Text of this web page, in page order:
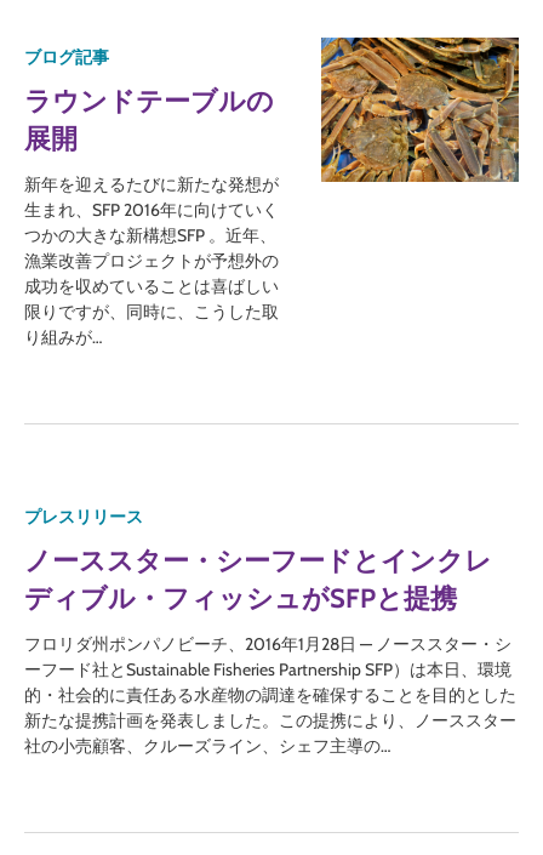
ブログ記事
ラウンドテーブルの
展開
新年を迎えるたびに新たな発想が
生まれ、SFP 2016年に向けていく
つかの大きな新構想SFP 。近年、
漁業改善プロジェクトが予想外の
成功を収めていることは喜ばしい
限りですが、同時に、こうした取
り組みが…
プレスリリース
ノーススター・シーフードとインクレ
ディブル・フィッシュがSFPと提携
フロリダ州ポンパノビーチ、2016年1月28日 — ノーススター・シ
ーフード社とSustainable Fisheries Partnership SFP）は本日、環境
的・社会的に責任ある水産物の調達を確保することを目的とした
新たな提携計画を発表しました。この提携により、ノーススター
社の小売顧客、クルーズライン、シェフ主導の…